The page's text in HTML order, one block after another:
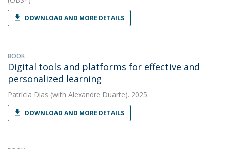
DOWNLOAD AND MORE DETAILS
BOOK
Digital tools and platforms for effective and
personalized learning
Patrícia Dias (with Alexandre Duarte). 2025.
DOWNLOAD AND MORE DETAILS